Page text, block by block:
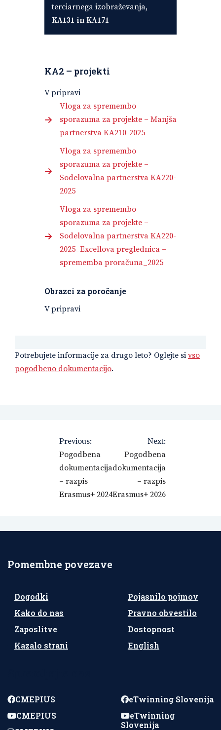
terciarnega izobraževanja,
KA131 in KA171
KA2 – projekti
V pripravi
Vloga za spremembo
sporazuma za projekte – Manjša
partnerstva KA210-2025
Vloga za spremembo
sporazuma za projekte –
Sodelovalna partnerstva KA220-
2025
Vloga za spremembo
sporazuma za projekte –
Sodelovalna partnerstva KA220-
2025_Excellova preglednica –
sprememba proračuna_2025
Obrazci za poročanje
V pripravi
Potrebujete informacije za drugo leto? Oglejte si vso
pogodbeno dokumentacijo.
Navigacija
prispevka
Previous:
Pogodbena
dokumentacija
– razpis
Erasmus+ 2024
Next:
Pogodbena
dokumentacija
– razpis
Erasmus+ 2026
Pomembne povezave
Dogodki
Kako do nas
Zaposlitve
Kazalo strani
Pojasnilo pojmov
Pravno obvestilo
Dostopnost
English
CMEPIUS
CMEPIUS
eTwinning Slovenija
eTwinning
Slovenija